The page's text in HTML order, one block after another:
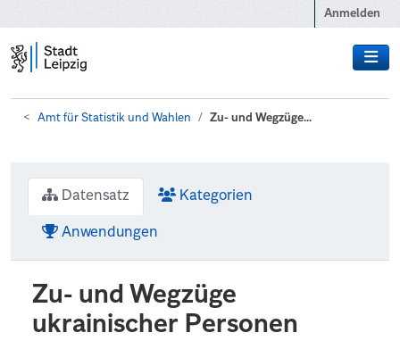
Anmelden
Amt für Statistik und Wahlen Zu- und Wegzüge...
Datensatz Kategorien
Anwendungen
Zu- und Wegzüge
ukrainischer Personen